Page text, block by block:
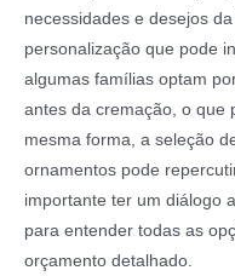
necessidades e desejos
personalização que pode
algumas famílias optam
antes da cremação, o que
mesma forma, a seleção
ornamentos pode
importante ter um diálogo
para entender todas as
orçamento detalhado.